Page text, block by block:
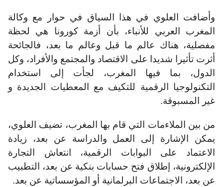
وأضافت العلوي في هذا السياق في حوار مع وكالة
المغرب العربي للأنباء، بأن أزمة كورونا هي لحظة
مفصلية، هناك عالم ما قبل وعالم ما بعد، فالجائحة
أثرت تأثيرا شديدا على الاقتصاد والمجتمع والأفراد، وكل
الدول، بما فيها المغرب، لجأت إلى استخدام
التكنولوجيا الرقمية للتكيف مع المعطيات الجديدة و
غير المسبوقة.
من بين الملاءمات التي قام بها المغرب، تضيف العلوي،
يمكن الإشارة إلى العمل والدراسة عن بعد، زيادة
الاعتماد على البوابات الرقمية، انتعاش التجارة
الإلكترونية، إطلاق فتح حسابات بنكية عن بعد، التطبيب
عن بعد، الاجتماعات البرلمانية أو المؤسساتية عن بعد.